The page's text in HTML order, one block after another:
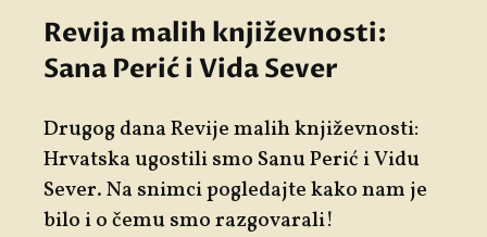
Revija malih književnosti:
Sana Perić i Vida Sever
Drugog dana Revije malih književnosti:
Hrvatska ugostili smo Sanu Perić i Vidu
Sever. Na snimci pogledajte kako nam je
bilo i o čemu smo razgovarali!